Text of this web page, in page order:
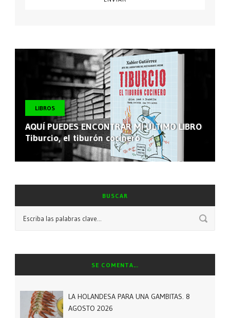
LIBROS
AQUÍ PUEDES ENCONTRAR MI ÚLTIMO LIBRO
Tiburcio, el tiburón cocinero
BUSCAR
SE COMENTA…
LA HOLANDESA PARA UNA GAMBITAS. 8
AGOSTO 2026